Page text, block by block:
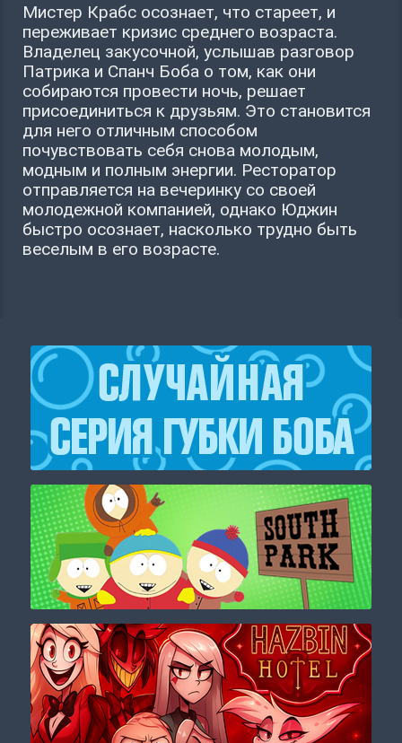
Мистер Крабс осознает, что стареет, и
переживает кризис среднего возраста.
Владелец закусочной, услышав разговор
Патрика и Спанч Боба о том, как они
собираются провести ночь, решает
присоединиться к друзьям. Это становится
для него отличным способом
почувствовать себя снова молодым,
модным и полным энергии. Ресторатор
отправляется на вечеринку со своей
молодежной компанией, однако Юджин
быстро осознает, насколько трудно быть
веселым в его возрасте.